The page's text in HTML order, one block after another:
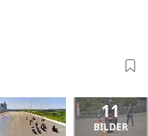
11
BILDER